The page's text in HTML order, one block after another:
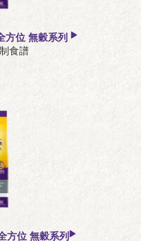
方位 無穀系列
食譜
方位 無穀系列